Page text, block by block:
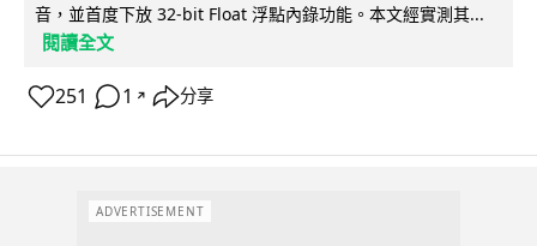
音，並首度下放 32-bit Float 浮點內錄功能。本文經實測其...
閱讀全文
251 1 ↗ 分享
ADVERTISEMENT